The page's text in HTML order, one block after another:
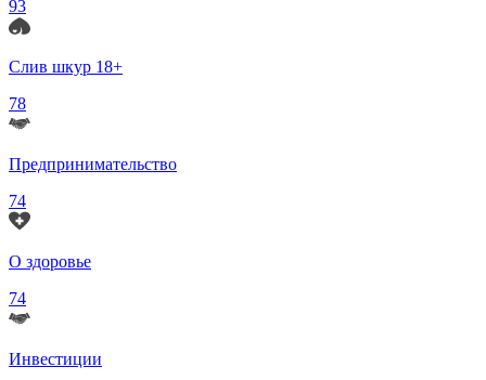
93
Слив шкур 18+
78
Предпринимательство
74
О здоровье
74
Инвестиции